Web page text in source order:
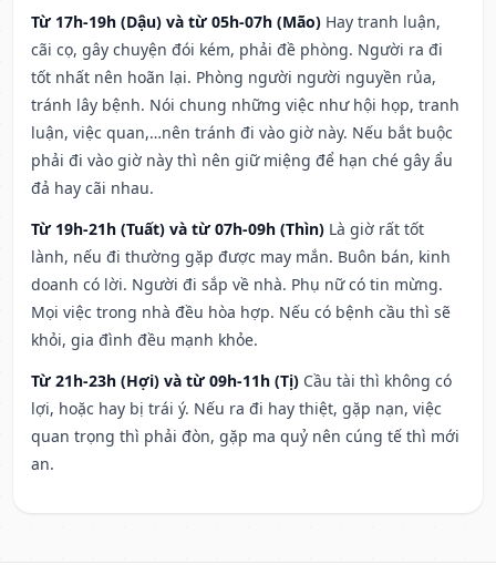
Từ 17h-19h (Dậu) và từ 05h-07h (Mão) Hay tranh luận,
cãi cọ, gây chuyện đói kém, phải đề phòng. Người ra đi
tốt nhất nên hoãn lại. Phòng người người nguyền rủa,
tránh lây bệnh. Nói chung những việc như hội họp, tranh
luận, việc quan,…nên tránh đi vào giờ này. Nếu bắt buộc
phải đi vào giờ này thì nên giữ miệng để hạn ché gây ẩu
đả hay cãi nhau.
Từ 19h-21h (Tuất) và từ 07h-09h (Thìn) Là giờ rất tốt
lành, nếu đi thường gặp được may mắn. Buôn bán, kinh
doanh có lời. Người đi sắp về nhà. Phụ nữ có tin mừng.
Mọi việc trong nhà đều hòa hợp. Nếu có bệnh cầu thì sẽ
khỏi, gia đình đều mạnh khỏe.
Từ 21h-23h (Hợi) và từ 09h-11h (Tị) Cầu tài thì không có
lợi, hoặc hay bị trái ý. Nếu ra đi hay thiệt, gặp nạn, việc
quan trọng thì phải đòn, gặp ma quỷ nên cúng tế thì mới
an.